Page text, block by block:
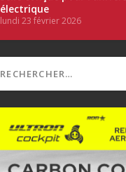
électrique
lundi 23 février 2026